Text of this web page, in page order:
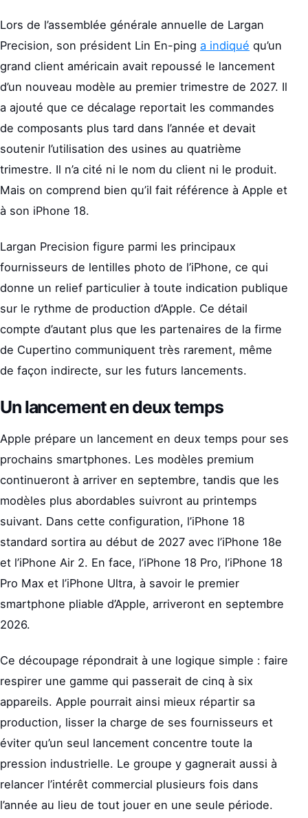
Lors de l’assemblée générale annuelle de Largan
Precision, son président Lin En-ping a indiqué qu’un
grand client américain avait repoussé le lancement
d’un nouveau modèle au premier trimestre de 2027. Il
a ajouté que ce décalage reportait les commandes
de composants plus tard dans l’année et devait
soutenir l’utilisation des usines au quatrième
trimestre. Il n’a cité ni le nom du client ni le produit.
Mais on comprend bien qu’il fait référence à Apple et
à son iPhone 18.
Largan Precision figure parmi les principaux
fournisseurs de lentilles photo de l’iPhone, ce qui
donne un relief particulier à toute indication publique
sur le rythme de production d’Apple. Ce détail
compte d’autant plus que les partenaires de la firme
de Cupertino communiquent très rarement, même
de façon indirecte, sur les futurs lancements.
Un lancement en deux temps
Apple prépare un lancement en deux temps pour ses
prochains smartphones. Les modèles premium
continueront à arriver en septembre, tandis que les
modèles plus abordables suivront au printemps
suivant. Dans cette configuration, l’iPhone 18
standard sortira au début de 2027 avec l’iPhone 18e
et l’iPhone Air 2. En face, l’iPhone 18 Pro, l’iPhone 18
Pro Max et l’iPhone Ultra, à savoir le premier
smartphone pliable d’Apple, arriveront en septembre
2026.
Ce découpage répondrait à une logique simple : faire
respirer une gamme qui passerait de cinq à six
appareils. Apple pourrait ainsi mieux répartir sa
production, lisser la charge de ses fournisseurs et
éviter qu’un seul lancement concentre toute la
pression industrielle. Le groupe y gagnerait aussi à
relancer l’intérêt commercial plusieurs fois dans
l’année au lieu de tout jouer en une seule période.